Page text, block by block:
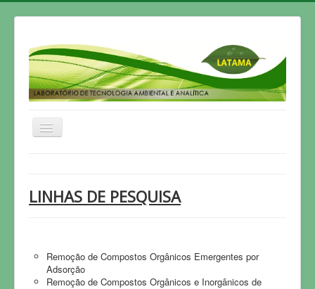
GRUPO DE PESQUISA
ARTIGOS
TESES
LINHAS DE PESQUISA
Remoção de Compostos Orgânicos Emergentes por
Adsorção
Remoção de Compostos Orgânicos e Inorgânicos de